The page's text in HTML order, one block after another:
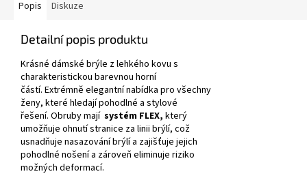
Popis Diskuze
Detailní popis produktu
Krásné dámské brýle z lehkého kovu s
charakteristickou barevnou horní
částí. Extrémně elegantní nabídka pro všechny
ženy, které hledají pohodlné a stylové
řešení. Obruby mají systém FLEX, který
umožňuje ohnutí stranice za linii brýlí, což
usnadňuje nasazování brýlí a zajišťuje jejich
pohodlné nošení a zároveň eliminuje riziko
možných deformací.